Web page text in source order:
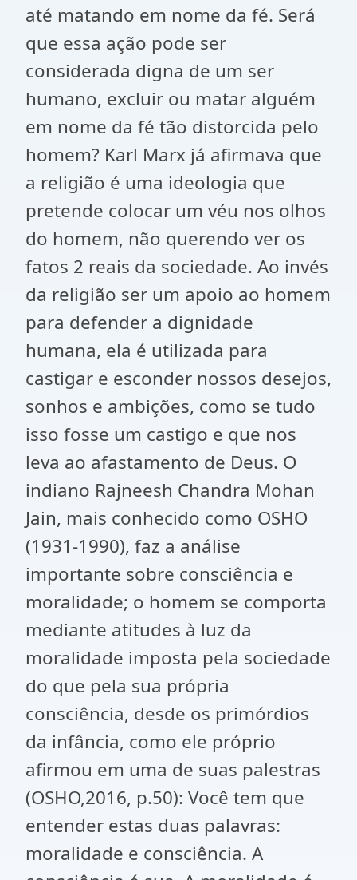
até matando em nome da fé. Será
que essa ação pode ser
considerada digna de um ser
humano, excluir ou matar alguém
em nome da fé tão distorcida pelo
homem? Karl Marx já afirmava que
a religião é uma ideologia que
pretende colocar um véu nos olhos
do homem, não querendo ver os
fatos 2 reais da sociedade. Ao invés
da religião ser um apoio ao homem
para defender a dignidade
humana, ela é utilizada para
castigar e esconder nossos desejos,
sonhos e ambições, como se tudo
isso fosse um castigo e que nos
leva ao afastamento de Deus. O
indiano Rajneesh Chandra Mohan
Jain, mais conhecido como OSHO
(1931-1990), faz a análise
importante sobre consciência e
moralidade; o homem se comporta
mediante atitudes à luz da
moralidade imposta pela sociedade
do que pela sua própria
consciência, desde os primórdios
da infância, como ele próprio
afirmou em uma de suas palestras
(OSHO,2016, p.50): Você tem que
entender estas duas palavras:
moralidade e consciência. A